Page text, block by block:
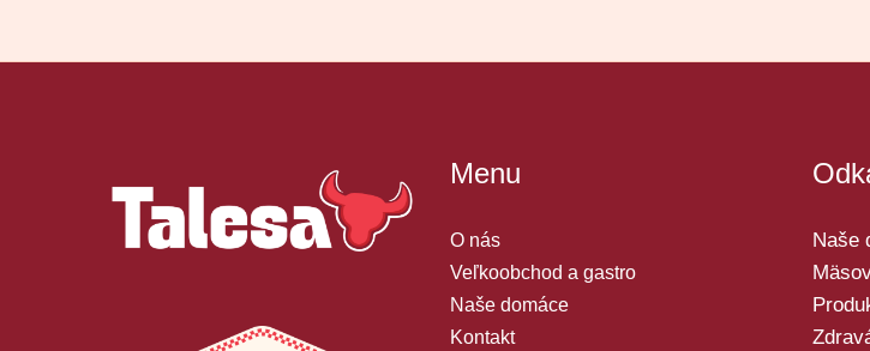
Menu
O nás
Veľkoobchod a gastro
Naše domáce
Kontakt
Naše